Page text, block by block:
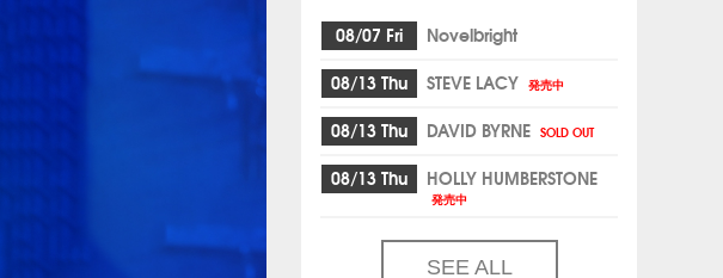
08/07 Fri
Novelbright
08/13 Thu
STEVE LACY 発売中
08/13 Thu DAVID BYRNE SOLD OUT
08/13 Thu HOLLY HUMBERSTONE
発売中
SEE ALL